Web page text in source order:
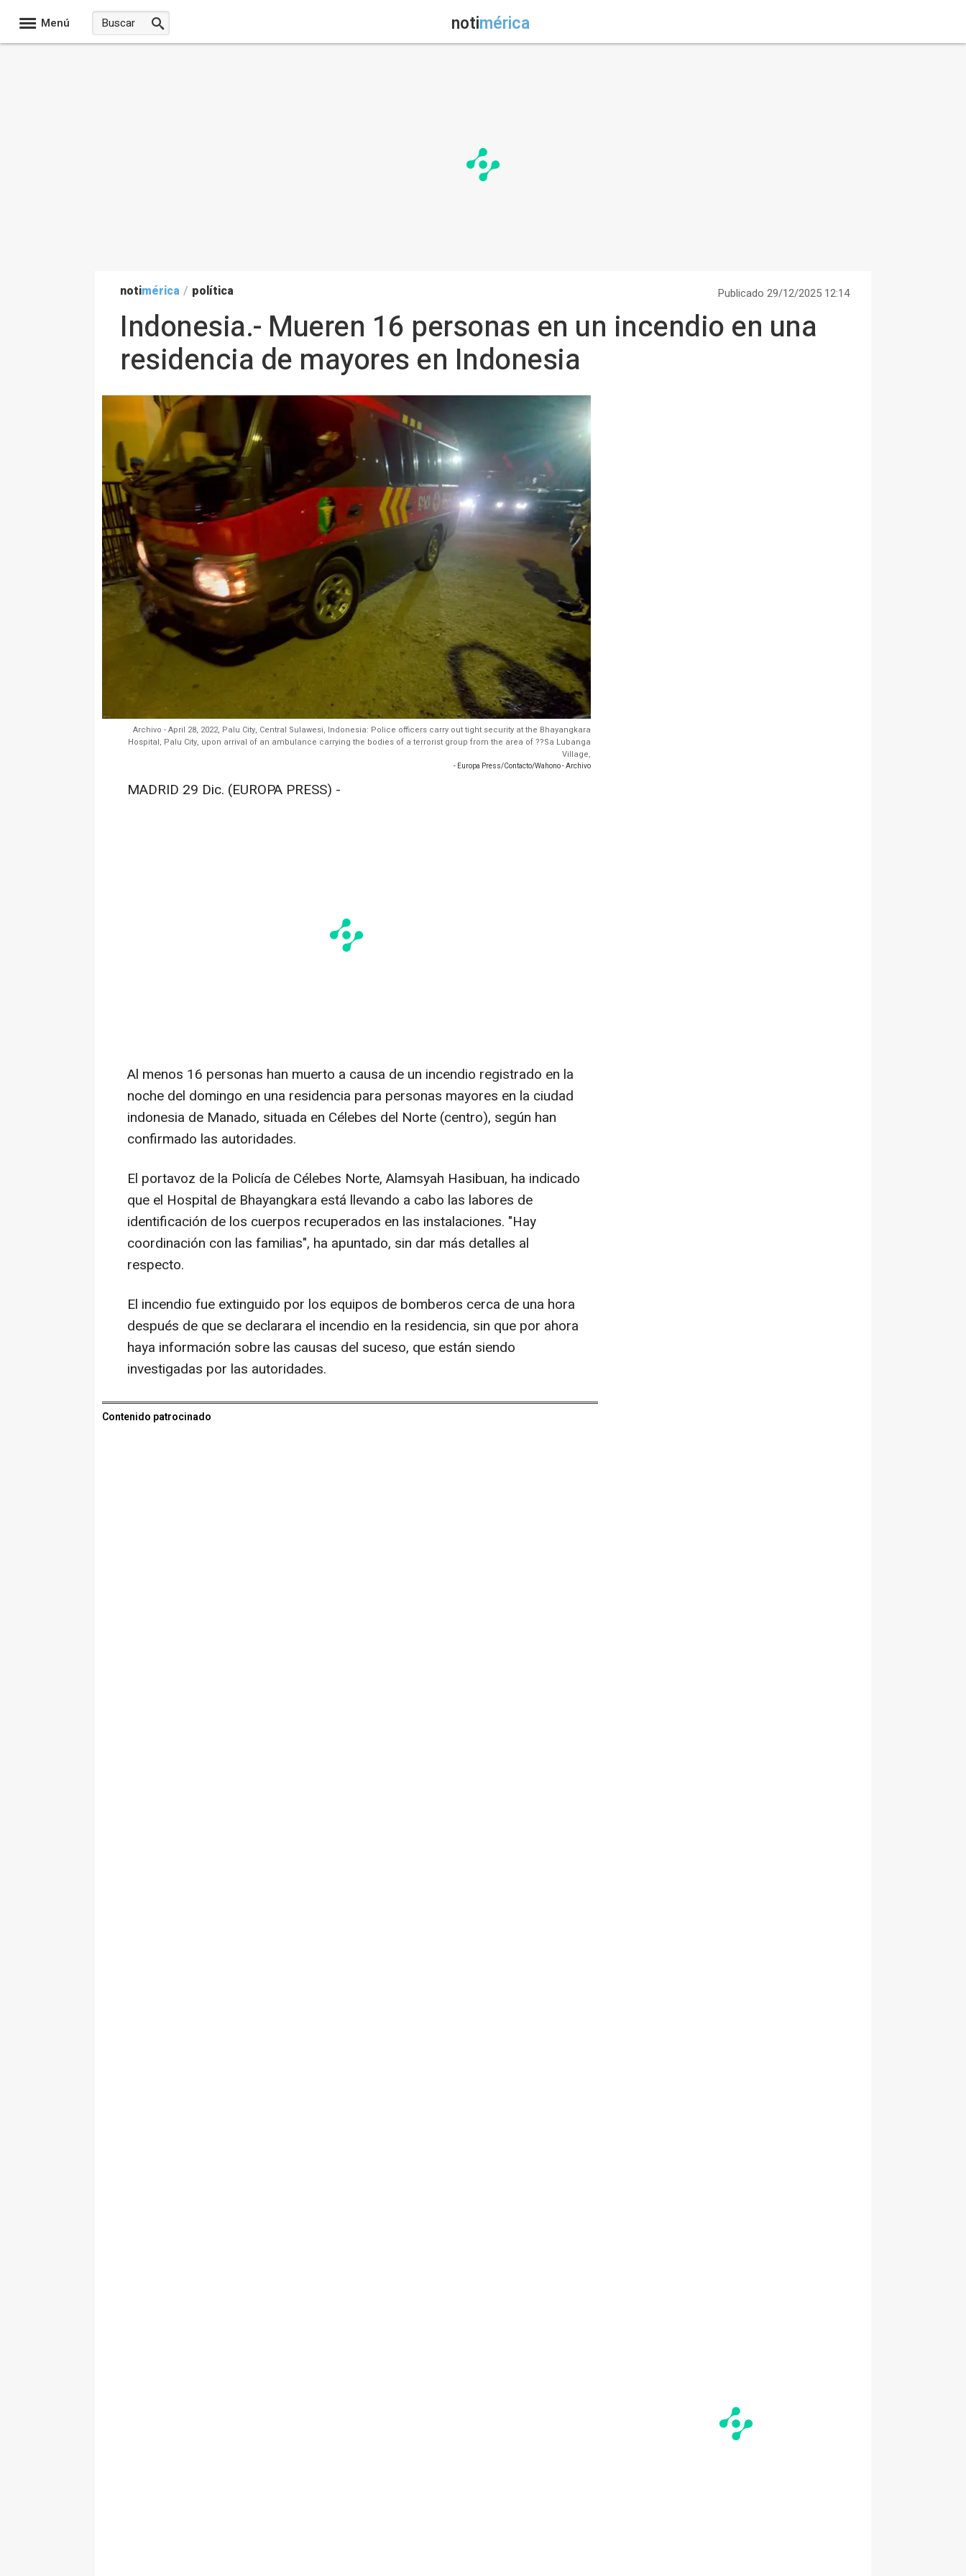
Menú notimérica
notimérica / política Publicado 29/12/2025 12:14
Indonesia.- Mueren 16 personas en un incendio en una
residencia de mayores en Indonesia
Archivo - April 28, 2022, Palu City, Central Sulawesi, Indonesia: Police officers carry out tight security at the Bhayangkara
Hospital, Palu City, upon arrival of an ambulance carrying the bodies of a terrorist group from the area of ??Sa Lubanga
Village,
- Europa Press/Contacto/Wahono - Archivo
MADRID 29 Dic. (EUROPA PRESS) -
Al menos 16 personas han muerto a causa de un incendio registrado en la
noche del domingo en una residencia para personas mayores en la ciudad
indonesia de Manado, situada en Célebes del Norte (centro), según han
confirmado las autoridades.
El portavoz de la Policía de Célebes Norte, Alamsyah Hasibuan, ha indicado
que el Hospital de Bhayangkara está llevando a cabo las labores de
identificación de los cuerpos recuperados en las instalaciones. "Hay
coordinación con las familias", ha apuntado, sin dar más detalles al
respecto.
El incendio fue extinguido por los equipos de bomberos cerca de una hora
después de que se declarara el incendio en la residencia, sin que por ahora
haya información sobre las causas del suceso, que están siendo
investigadas por las autoridades.
Contenido patrocinado